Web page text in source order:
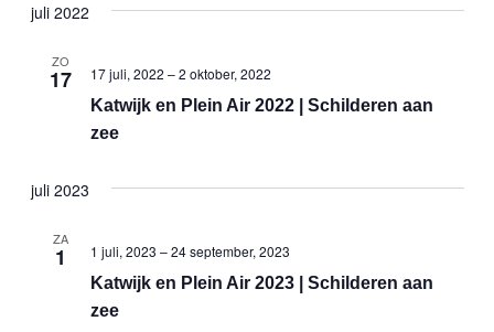
juli 2022
ZO
17
Katwijk en Plein Air 2022 | Schilderen aan
zee
17 juli, 2022 –2 oktober, 2022
juli 2023
ZA
1
Katwijk en Plein Air 2023 | Schilderen aan
zee
1 juli, 2023 –24 september, 2023